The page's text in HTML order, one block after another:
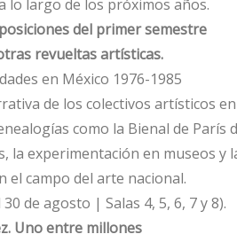
lo largo de los próximos años.
del primer semestre
revueltas artísticas.
en México 1976-1985
de los colectivos artísticos
como la Bienal de
la experimentación en museos y
el campo del arte nacional.
de agosto | Salas 4, 5, 6, 7 y 8).
Uno entre millones